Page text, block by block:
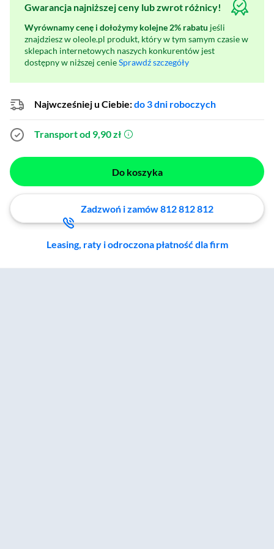
Gwarancja najniższej ceny lub zwrot różnicy!
Wyrównamy cenę i dołożymy kolejne 2% rabatu jeśli
znajdziesz w oleole.pl produkt, który w tym samym czasie w
sklepach internetowych naszych konkurentów jest
dostępny w niższej cenieSprawdź szczegóły
Najwcześniej u Ciebie:do 3 dni roboczych
Transport od 9,90 zł (otworzy się w nowym oknie)
Do koszyka
Zadzwoń i zamów 812 812 812
Leasing, raty i odroczona płatność dla firm